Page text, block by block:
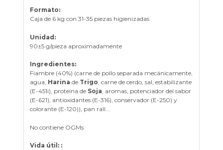
Formato:
Caja de 6 kg con 31-35 piezas higienizadas
Unidad:
90±5 g/pieza aproximadamente
Ingredientes:
Fiambre (40%) (carne de pollo separada mecánicamente,
agua, Harina de Trigo, carne de cerdo, sal, estabilizante
(E-451i), proteína de Soja, aromas, potenciador del sabor
(E-621), antioxidantes (E-316), conservador (E-250) y
colorante (E-120)), pan rall...
No contiene OGMs
Vida útil: :